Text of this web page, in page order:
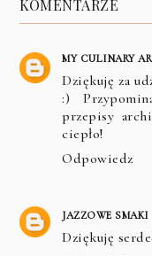
KOMENTARZE
MY CULINARY
Dziękuję za
:)
przepisy
ciepło!
Odpowiedz
JAZZOWE SMAKI
Dziękuję